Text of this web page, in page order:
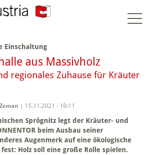
Einschaltung
aus Massivholz
regionales Zuhause für Kräuter
| 15.11.2021 - 10:11
Sprögnitz legt der Kräuter- und
beim Ausbau seiner
Augenmerk auf eine ökologische
fest: Holz soll eine große Rolle spielen.